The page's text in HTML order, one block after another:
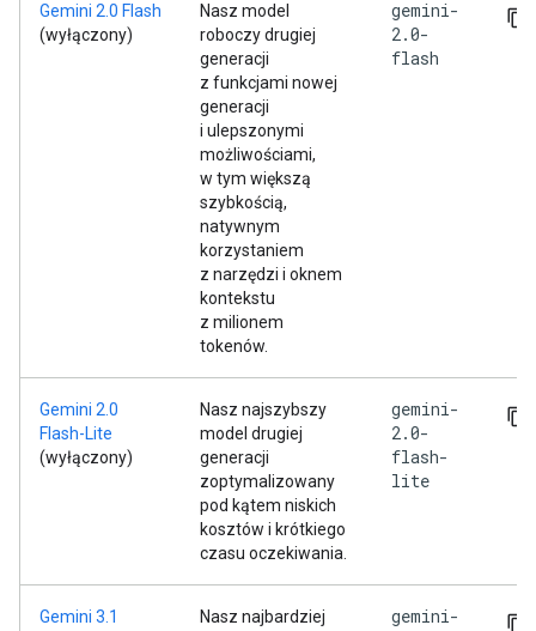
Gemini 2.0 Flash
(wyłączony)
Nasz model
roboczy drugiej
generacji
z funkcjami nowej
generacji
i ulepszonymi
możliwościami,
w tym większą
szybkością,
natywnym
korzystaniem
z narzędzi i oknem
kontekstu
z milionem
tokenów.
gemini-
2.0-
flash
Gemini 2.0
Flash-Lite
(wyłączony)
Nasz najszybszy
model drugiej
generacji
zoptymalizowany
pod kątem niskich
kosztów i krótkiego
czasu oczekiwania.
gemini-
2.0-
flash-
lite
Gemini 3.1 Nasz najbardziej
gemini-